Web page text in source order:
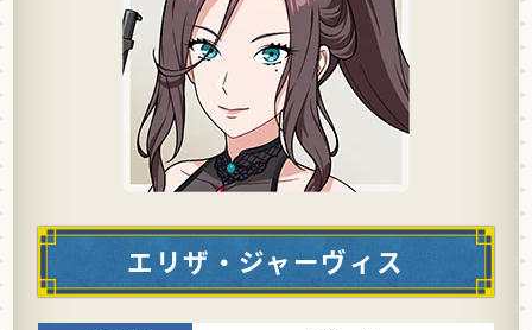
エリザ・ジャーヴィス